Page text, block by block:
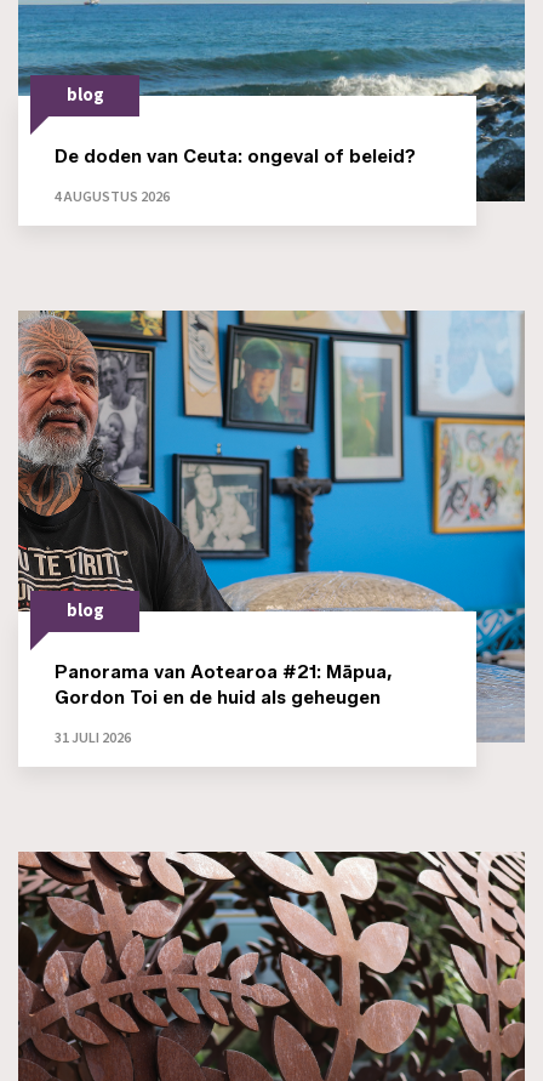
blog
De doden van Ceuta: ongeval of beleid?
4 AUGUSTUS 2026
blog
Panorama van Aotearoa #21: Māpua,
Gordon Toi en de huid als geheugen
31 JULI 2026